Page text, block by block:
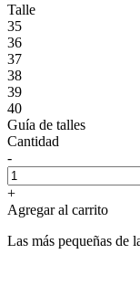
Talle
35
36
37
38
39
40
Guía de talles
Cantidad
-
+
Agregar al carrito
Las más pequeñas de